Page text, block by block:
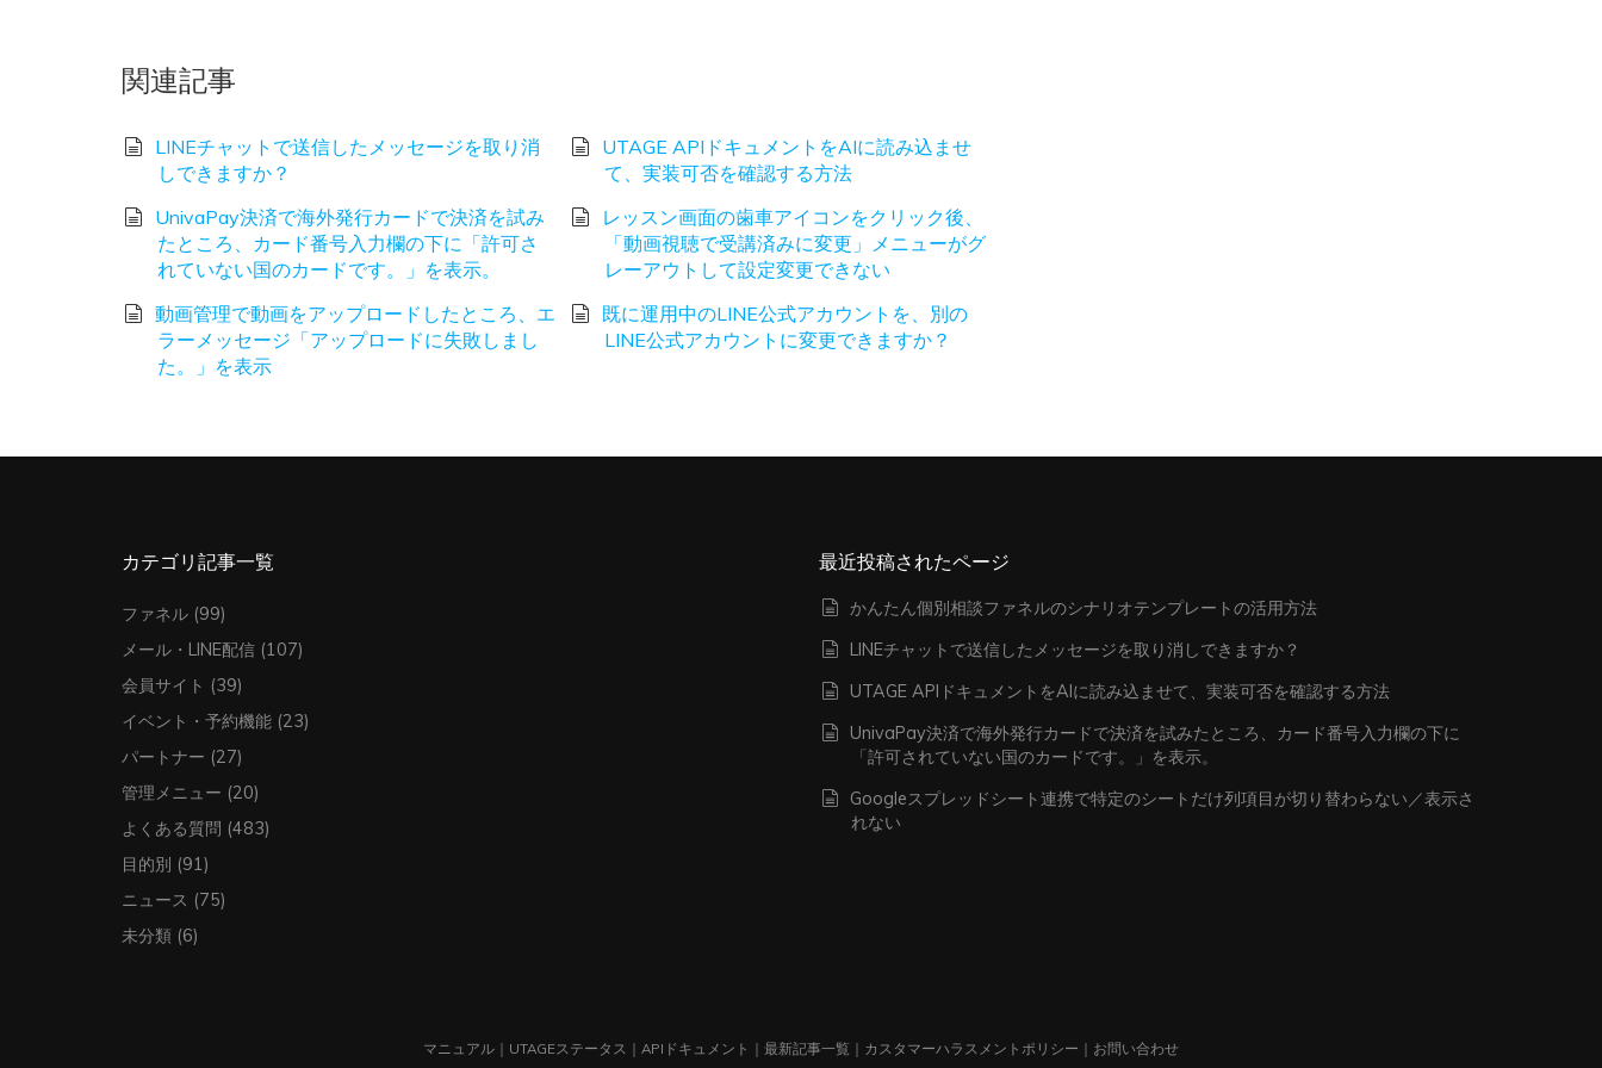
関連記事
LINEチャットで送信したメッセージを取り消
しできますか？
UTAGE APIドキュメントをAIに読み込ませ
て、実装可否を確認する方法
UnivaPay決済で海外発行カードで決済を試み
たところ、カード番号入力欄の下に「許可さ
れていない国のカードです。」を表示。
レッスン画面の歯車アイコンをクリック後、
「動画視聴で受講済みに変更」メニューがグ
レーアウトして設定変更できない
動画管理で動画をアップロードしたところ、エ
ラーメッセージ「アップロードに失敗しまし
た。」を表示
既に運用中のLINE公式アカウントを、別の
LINE公式アカウントに変更できますか？
カテゴリ記事一覧
ファネル (99)
メール・LINE配信 (107)
会員サイト (39)
イベント・予約機能 (23)
パートナー (27)
管理メニュー (20)
よくある質問 (483)
目的別 (91)
ニュース (75)
未分類 (6)
最近投稿されたページ
かんたん個別相談ファネルのシナリオテンプレートの活用方法
LINEチャットで送信したメッセージを取り消しできますか？
UTAGE APIドキュメントをAIに読み込ませて、実装可否を確認する方法
UnivaPay決済で海外発行カードで決済を試みたところ、カード番号入力欄の下に
「許可されていない国のカードです。」を表示。
Googleスプレッドシート連携で特定のシートだけ列項目が切り替わらない／表示さ
れない
マニュアル ｜ UTAGEステータス ｜ APIドキュメント ｜ 最新記事一覧 ｜ カスタマーハラスメントポリシー ｜ お問い合わせ